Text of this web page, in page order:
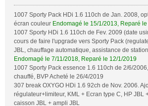
1007 Sporty Pack HDi 1.6 110ch de Jan. 2008,
écran couleur Endomagé le 15/1/2013, Reparé
1007 Sporty HDi 1.6 110ch de Fev. 2009 (date
cours de faire l'upgrade vers Sporty Pack
JBL, chauffage automatique, assistance de
Endomagé le 7/11/2018, Reparé le 12/1/2019
1007 Sporty Pack essence 1.6 110ch de 2/6/
chauffé, BVP Acheté le 26/4/2019
307 break OXYGO HDi 1.6 92ch de Nov. 2006.
régulateur+limiteur, KML + Ecran type C, HP JBL
caisson JBL + ampli JBL